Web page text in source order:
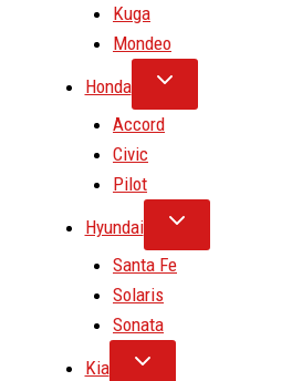
Kuga
Mondeo
Honda
Accord
Civic
Pilot
Hyundai
Santa Fe
Solaris
Sonata
Kia